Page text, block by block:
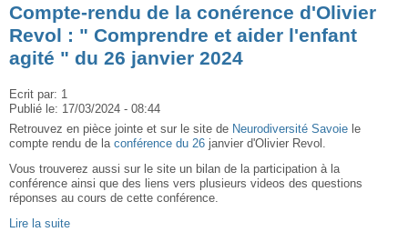
Compte-rendu de la conérence d'Olivier
Revol : " Comprendre et aider l'enfant
agité " du 26 janvier 2024
Ecrit par: 1
Publié le: 17/03/2024 - 08:44
Retrouvez en pièce jointe et sur le site de Neurodiversité Savoie le
compte rendu de la conférence du 26 janvier d'Olivier Revol.
Vous trouverez aussi sur le site un bilan de la participation à la
conférence ainsi que des liens vers plusieurs videos des questions
réponses au cours de cette conférence.
Lire la suite